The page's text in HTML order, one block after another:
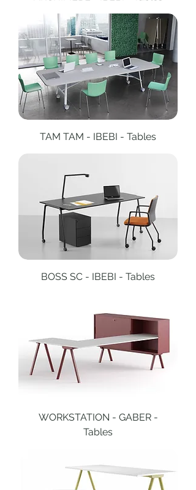
TAM TAM - IBEBI - Tables
BOSS SC - IBEBI - Tables
WORKSTATION - GABER -
Tables